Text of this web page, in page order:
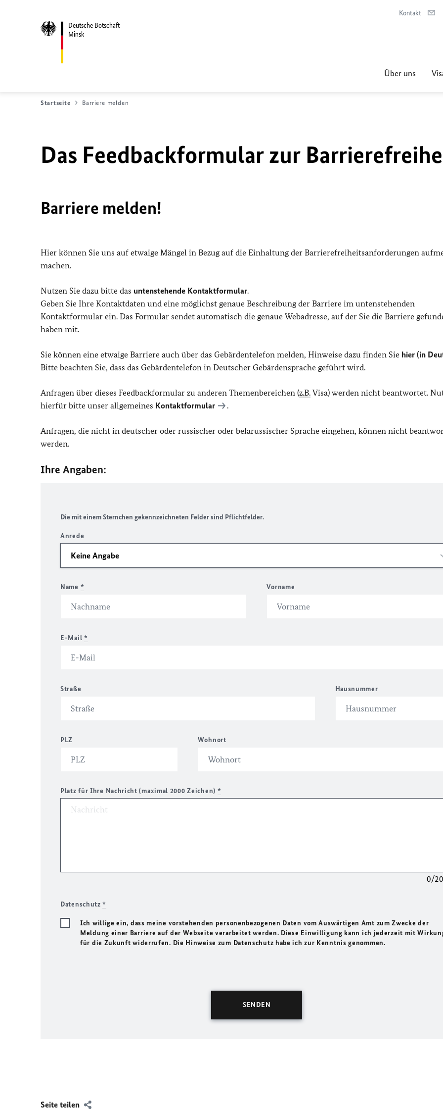
Deutsche Botschaft
Minsk
Kontakt
Über uns
Startseite Barriere melden
Das Feedbackformular zur
Barriere melden!
Hier können Sie uns auf etwaige Mängel in Bezug auf die Einhaltung der Barrierefreiheitsanforderungen
machen.
Nutzen Sie dazu bitte das untenstehende Kontaktformular.
Geben Sie Ihre Kontaktdaten und eine möglichst genaue Beschreibung der Barriere im untenstehenden
Kontaktformular ein. Das Formular sendet automatisch die genaue Webadresse, auf der Sie die Barriere
haben mit.
Sie können eine etwaige Barriere auch über das Gebärdentelefon melden, Hinweise dazu finden Sie hier (in
Bitte beachten Sie, dass das Gebärdentelefon in Deutscher Gebärdensprache geführt wird.
Anfragen über dieses Feedbackformular zu anderen Themenbereichen (z.B. Visa) werden nicht beantwortet.
hierfür bitte unser allgemeines Kontaktformular .
Anfragen, die nicht in deutscher oder russischer oder belarussischer Sprache eingehen, können nicht
werden.
Ihre Angaben:
Die mit einem Sternchen gekennzeichneten Felder sind Pflichtfelder.
Anrede
Name * Vorname
E-Mail *
Straße Hausnummer
PLZ Wohnort
Platz für Ihre Nachricht (maximal 2000 Zeichen) *
0/
Datenschutz*
Ich willige ein, dass meine vorstehenden personenbezogenen Daten vom Auswärtigen Amt zum Zwecke der
Meldung einer Barriere auf der Webseite verarbeitet werden. Diese Einwilligung kann ich jederzeit mit
für die Zukunft widerrufen. Die Hinweise zum Datenschutz habe ich zur Kenntnis genommen.
Seite teilen